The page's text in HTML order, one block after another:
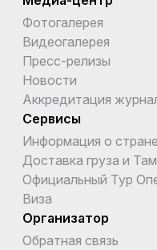
Фотогалерея
Видеогалерея
Пресс-релизы
Новости
Аккредитация
Сервисы
Информация о стране
Доставка груза и
Официальный Тур
Виза
Организатор
Обратная связь